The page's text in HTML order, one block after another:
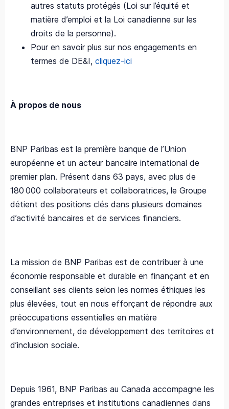
autres statuts protégés (Loi sur l’équité et
matière d’emploi et la Loi canadienne sur les
droits de la personne).
Pour en savoir plus sur nos engagements en
termes de DE&I, cliquez-ici
À propos de nous
BNP Paribas est la première banque de l’Union
européenne et un acteur bancaire international de
premier plan. Présent dans 63 pays, avec plus de
180 000 collaborateurs et collaboratrices, le Groupe
détient des positions clés dans plusieurs domaines
d’activité bancaires et de services financiers.
La mission de BNP Paribas est de contribuer à une
économie responsable et durable en finançant et en
conseillant ses clients selon les normes éthiques les
plus élevées, tout en nous efforçant de répondre aux
préoccupations essentielles en matière
d’environnement, de développement des territoires et
d’inclusion sociale.
Depuis 1961, BNP Paribas au Canada accompagne les
grandes entreprises et institutions canadiennes dans